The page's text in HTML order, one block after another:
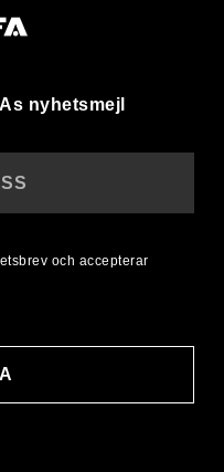
nyhetsmejl
och accepterar